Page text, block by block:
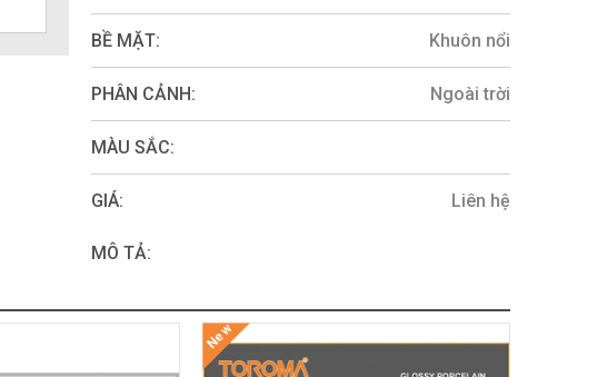
BỀ MẶT: Khuôn nổi
PHÂN CẢNH: Ngoài trời
MÀU SẮC:
GIÁ: Liên hệ
MÔ TẢ:
New